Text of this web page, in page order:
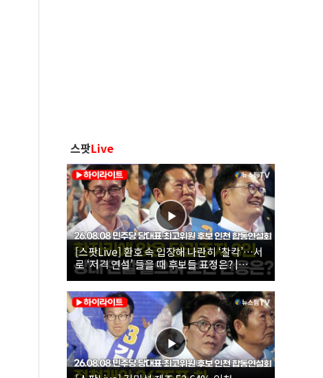
스팟Live
[스팟Live] 환호 속 입장해 나란히 ‘찰칵’…서
로 ‘저격 연설’ 들을 때 후보들 표정은? |
26.08.08 더불어민주당 당대표·최고위원 후
보 인천 합동연설회